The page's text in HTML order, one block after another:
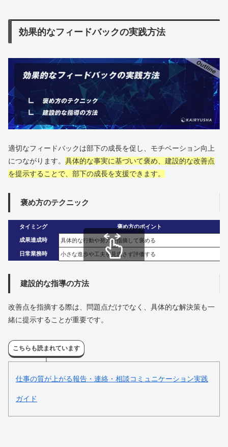
効果的なフィードバックの実践方法
適切なフィードバックは部下の成長を促し、モチベーション向上
につながります。 具体的な事実に基づいて褒め、建設的な改善点
を提示することで、部下の成長を支援できます。
褒め方のテクニック
タイミング 褒め方のポイント
成果達成時 具体的な行動や努力を指摘して褒める
日常業務時 小さな進歩や工夫を見逃さず評価する
建設的な指導の方法
改善点を指摘する際は、問題点だけでなく、具体的な解決策も一
緒に提示することが重要です。
こちらも読まれています
仕事の質が上がる報告・連絡・相談コミュニケーション実践
ガイド